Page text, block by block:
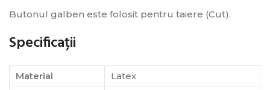
Butonul galben este folosit pentru taiere (Cut).
Specificații
Material
Latex